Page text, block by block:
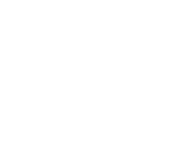
iz Marine uz našu
datumima putovanja i o
udobno i stignete na